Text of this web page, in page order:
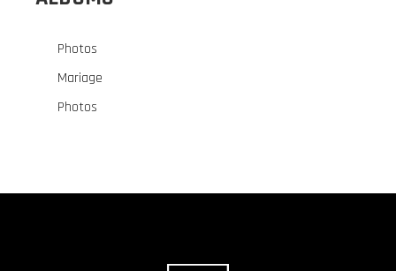
Photos
Mariage
Photos